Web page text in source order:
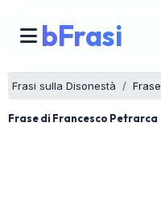
bFrasi
Frasi sulla Disonestà Frase
Frase di Francesco Petrarca